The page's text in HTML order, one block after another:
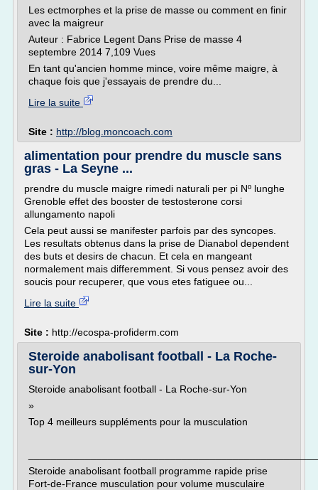
Les ectmorphes et la prise de masse ou comment en finir
avec la maigreur
Auteur : Fabrice Legent Dans Prise de masse 4
septembre 2014 7,109 Vues
En tant qu'ancien homme mince, voire même maigre, à
chaque fois que j'essayais de prendre du...
Lire la suite
Site : http://blog.moncoach.com
alimentation pour prendre du muscle sans
gras - La Seyne ...
prendre du muscle maigre rimedi naturali per pi Nº lunghe
Grenoble effet des booster de testosterone corsi
allungamento napoli
Cela peut aussi se manifester parfois par des syncopes.
Les resultats obtenus dans la prise de Dianabol dependent
des buts et desirs de chacun. Et cela en mangeant
normalement mais differemment. Si vous pensez avoir des
soucis pour recuperer, que vous etes fatiguee ou...
Lire la suite
Site : http://ecospa-profiderm.com
Steroide anabolisant football - La Roche-
sur-Yon
Steroide anabolisant football - La Roche-sur-Yon
»
Top 4 meilleurs suppléments pour la musculation
Steroide anabolisant football programme rapide prise
Fort-de-France musculation pour volume musculaire